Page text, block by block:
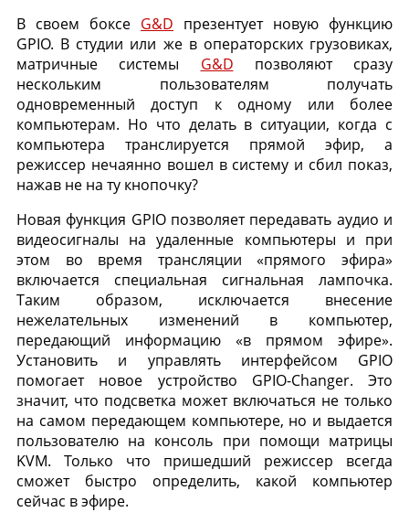
В своем боксе G&D презентует новую функцию
GPIO. В студии или же в операторских грузовиках,
матричные системы G&D позволяют сразу
нескольким пользователям получать
одновременный доступ к одному или более
компьютерам. Но что делать в ситуации, когда с
компьютера транслируется прямой эфир, а
режиссер нечаянно вошел в систему и сбил показ,
нажав не на ту кнопочку?
Новая функция GPIO позволяет передавать аудио и
видеосигналы на удаленные компьютеры и при
этом во время трансляции «прямого эфира»
включается специальная сигнальная лампочка.
Таким образом, исключается внесение
нежелательных изменений в компьютер,
передающий информацию «в прямом эфире».
Установить и управлять интерфейсом GPIO
помогает новое устройство GPIO-Changer. Это
значит, что подсветка может включаться не только
на самом передающем компьютере, но и выдается
пользователю на консоль при помощи матрицы
KVM. Только что пришедший режиссер всегда
сможет быстро определить, какой компьютер
сейчас в эфире.